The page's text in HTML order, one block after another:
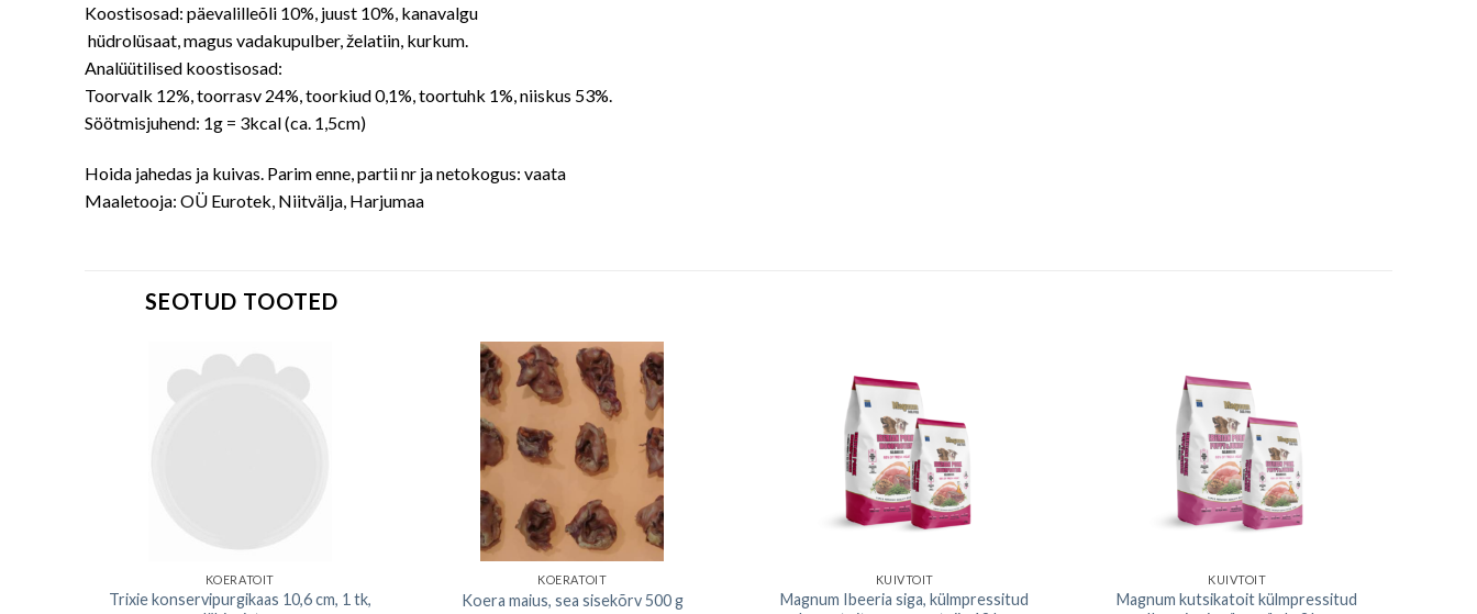
Koostisosad: päevalilleõli 10%, juust 10%, kanavalgu
hüdrolüsaat, magus vadakupulber, želatiin, kurkum.
Analüütilised koostisosad:
Toorvalk 12%, toorrasv 24%, toorkiud 0,1%, toortuhk 1%, niiskus 53%.
Söötmisjuhend: 1g = 3kcal (ca. 1,5cm)
Hoida jahedas ja kuivas. Parim enne, partii nr ja netokogus: vaata
Maaletooja: OÜ Eurotek, Niitvälja, Harjumaa
SEOTUD TOOTED
KOERATOIT
Trixie konservipurgikaas 10,6 cm, 1 tk,
KOERATOIT
Koera maius, sea sisekõrv 500 g
KUIVTOIT
Magnum Ibeeria siga, külmpressitud
KUIVTOIT
Magnum kutsikatoit külmpressitud